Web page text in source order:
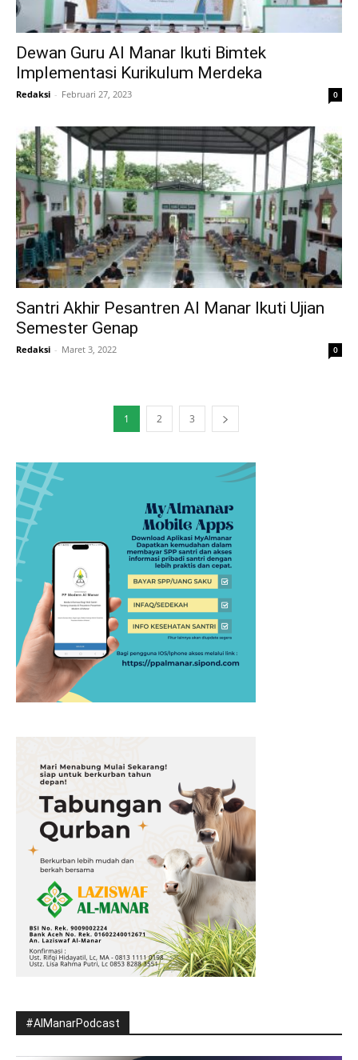
Dewan Guru Al Manar Ikuti Bimtek
Implementasi Kurikulum Merdeka
Redaksi - Februari 27, 2023 0
Santri Akhir Pesantren Al Manar Ikuti Ujian
Semester Genap
Redaksi - Maret 3, 2022 0
1 2 3
#AlManarPodcast